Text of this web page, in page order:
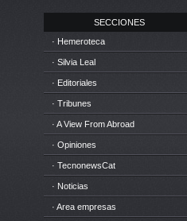
SECCIONES
· Hemeroteca
· Silvia Leal
· Editoriales
· Tribunes
· A View From Abroad
· Opiniones
· TecnonewsCat
· Noticias
· Area empresas